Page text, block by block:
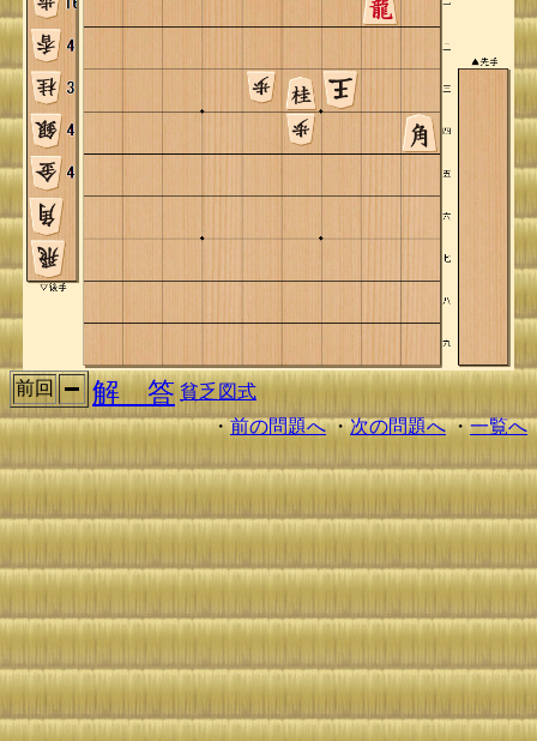
前回 解 答 貧乏図式
・前の問題へ・次の問題へ・一覧へ